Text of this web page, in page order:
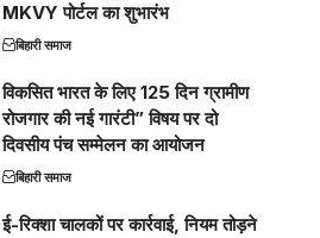
MKVY पोर्टल का शुभारंभ
बिहारी समाज
विकसित भारत के लिए 125 दिन ग्रामीण
रोजगार की नई गारंटी” विषय पर दो
दिवसीय पंच सम्मेलन का आयोजन
बिहारी समाज
ई-रिक्शा चालकों पर कार्रवाई, नियम तोड़ने